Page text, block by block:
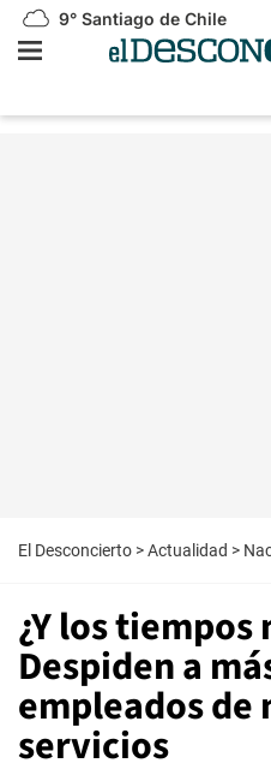
9° Santiago de Chile
El Desconcierto >Actualidad >
¿Y los tiempos
Despiden a
empleados
servicios